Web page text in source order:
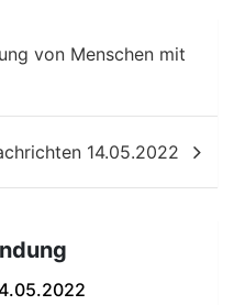
von Menschen mit
14.05.2022